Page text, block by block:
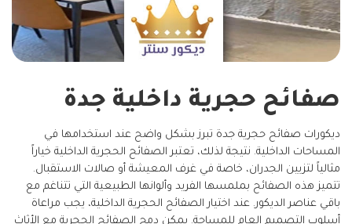
صفائح حجرية داخلية جدة
ديكورات صفائح حجرية جدة تبرز بشكل واضح عند استخدامها في
المساحات الداخلية. نتيجة لذلك، تعتبر الصفائح الحجرية الداخلية خياراً
مثالياً لتزيين الجدران، خاصة في غرف المعيشة أو صالات الاستقبال.
تتميز هذه الصفائح بملمسها الفريد وألوانها الطبيعية التي تتناغم مع
باقي عناصر الديكور. عند اختيار الصفائح الحجرية الداخلية، يجب مراعاة
أسلوب التصميم العام للمساحة. يمكن دمج الصفائح الحجرية مع الأثاث